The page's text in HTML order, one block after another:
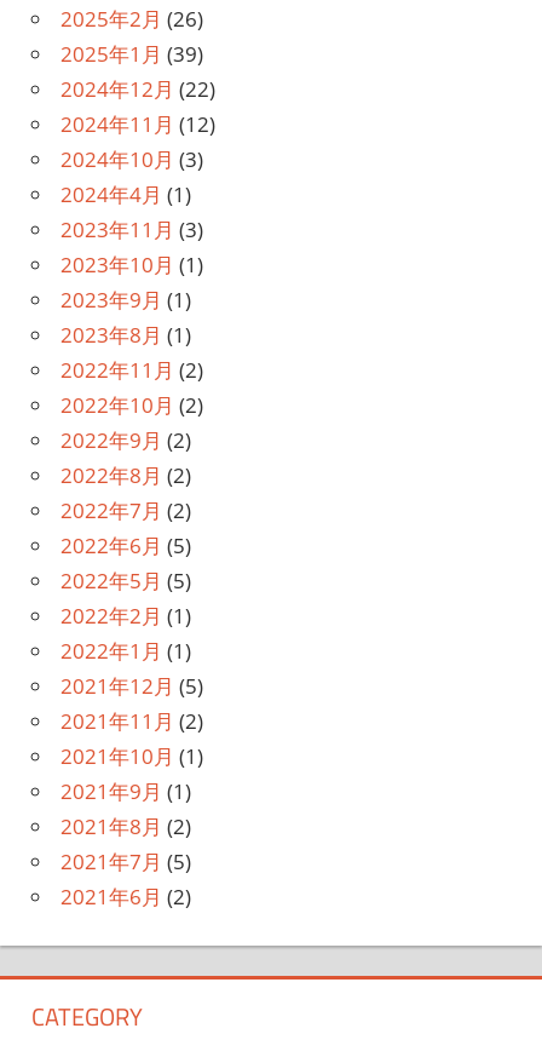
2025年2月 (26)
2025年1月 (39)
2024年12月 (22)
2024年11月 (12)
2024年10月 (3)
2024年4月 (1)
2023年11月 (3)
2023年10月 (1)
2023年9月 (1)
2023年8月 (1)
2022年11月 (2)
2022年10月 (2)
2022年9月 (2)
2022年8月 (2)
2022年7月 (2)
2022年6月 (5)
2022年5月 (5)
2022年2月 (1)
2022年1月 (1)
2021年12月 (5)
2021年11月 (2)
2021年10月 (1)
2021年9月 (1)
2021年8月 (2)
2021年7月 (5)
2021年6月 (2)
CATEGORY